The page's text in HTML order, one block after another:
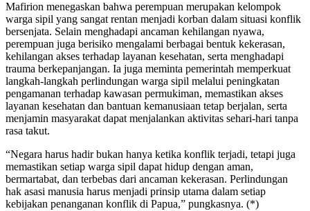
Mafirion menegaskan bahwa perempuan merupakan kelompok
warga sipil yang sangat rentan menjadi korban dalam situasi konflik
bersenjata. Selain menghadapi ancaman kehilangan nyawa,
perempuan juga berisiko mengalami berbagai bentuk kekerasan,
kehilangan akses terhadap layanan kesehatan, serta menghadapi
trauma berkepanjangan. Ia juga meminta pemerintah memperkuat
langkah-langkah perlindungan warga sipil melalui peningkatan
pengamanan terhadap kawasan permukiman, memastikan akses
layanan kesehatan dan bantuan kemanusiaan tetap berjalan, serta
menjamin masyarakat dapat menjalankan aktivitas sehari-hari tanpa
rasa takut.
“Negara harus hadir bukan hanya ketika konflik terjadi, tetapi juga
memastikan setiap warga sipil dapat hidup dengan aman,
bermartabat, dan terbebas dari ancaman kekerasan. Perlindungan
hak asasi manusia harus menjadi prinsip utama dalam setiap
kebijakan penanganan konflik di Papua,” pungkasnya. (*)